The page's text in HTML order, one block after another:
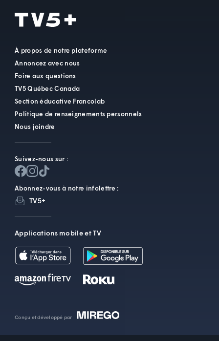
À propos de notre plateforme
Annoncez avec nous
Foire aux questions
TV5 Québec Canada
Section éducative Francolab
Politique de renseignements personnels
Nous joindre
Suivez-nous sur :
Abonnez-vous à notre infolettre :
TV5+
Applications mobile et TV
Conçu et développé par